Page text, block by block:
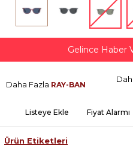
Gelince Haber
Daha Fazla RAY-BAN
Listeye Ekle Fiyat Alarmı
Ürün Etiketleri